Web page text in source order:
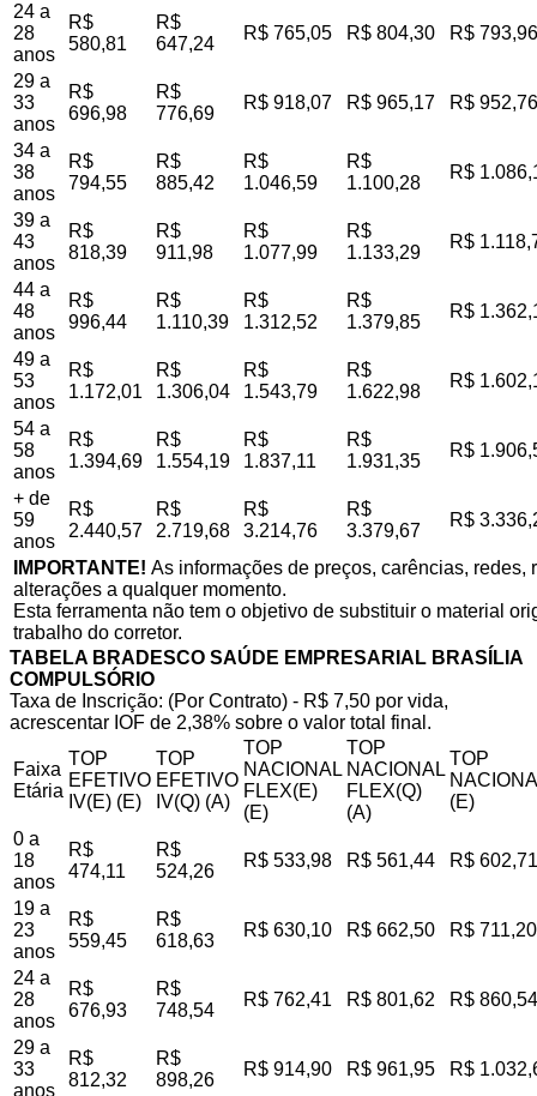
24 a
28
anos
R$
580,81
R$
647,24
R$ 765,05 R$ 804,30 R$ 793,96
29 a
33
anos
R$
696,98
R$
776,69
R$ 918,07 R$ 965,17 R$ 952,76
34 a
38
anos
R$
794,55
R$
885,42
R$
1.046,59
R$
1.100,28
R$
39 a
43
anos
R$
818,39
R$
911,98
R$
1.077,99
R$
1.133,29
R$
44 a
48
anos
R$
996,44
R$
1.110,39
R$
1.312,52
R$
1.379,85
R$
49 a
53
anos
R$
1.172,01
R$
1.306,04
R$
1.543,79
R$
1.622,98
R$
54 a
58
anos
R$
1.394,69
R$
1.554,19
R$
1.837,11
R$
1.931,35
R$
+ de
59
anos
R$
2.440,57
R$
2.719,68
R$
3.214,76
R$
3.379,67
R$
IMPORTANTE! As informações de preços, carências,
alterações a qualquer momento.
Esta ferramenta não tem o objetivo de substituir o material
trabalho do corretor.
TABELA BRADESCO SAÚDE EMPRESARIAL BRASÍLIA
COMPULSÓRIO
Taxa de Inscrição: (Por Contrato) - R$ 7,50 por vida,
acrescentar IOF de 2,38% sobre o valor total final.
Faixa
Etária
TOP
EFETIVO
IV(E) (E)
TOP
EFETIVO
IV(Q) (A)
TOP
NACIONAL
FLEX(E)
(E)
TOP
NACIONAL
FLEX(Q)
(A)
TOP
(E)
0 a
18
anos
R$
474,11
R$
524,26
R$ 533,98 R$ 561,44 R$ 602,71
19 a
23
anos
R$
559,45
R$
618,63
R$ 630,10 R$ 662,50 R$ 711,20
24 a
28
anos
R$
676,93
R$
748,54
R$ 762,41 R$ 801,62 R$ 860,54
29 a
33
anos
R$
812,32
R$
898,26
R$ 914,90 R$ 961,95 R$